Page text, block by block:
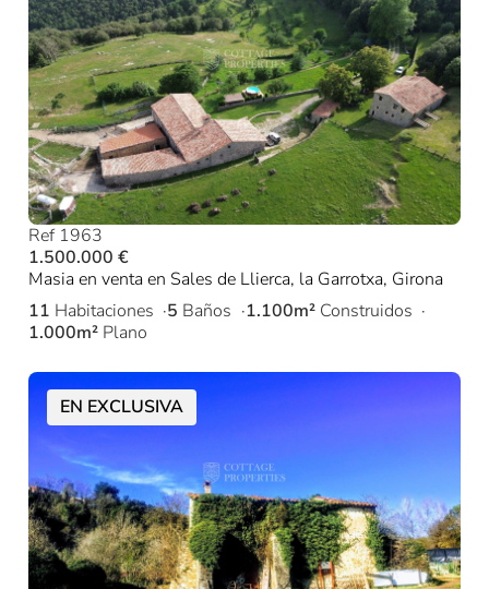
Ref 1963
1.500.000 €
Masia en venta en Sales de Llierca, la Garrotxa, Girona
11 Habitaciones 5 Baños 1.100m² Construidos
1.000m² Plano
EN EXCLUSIVA